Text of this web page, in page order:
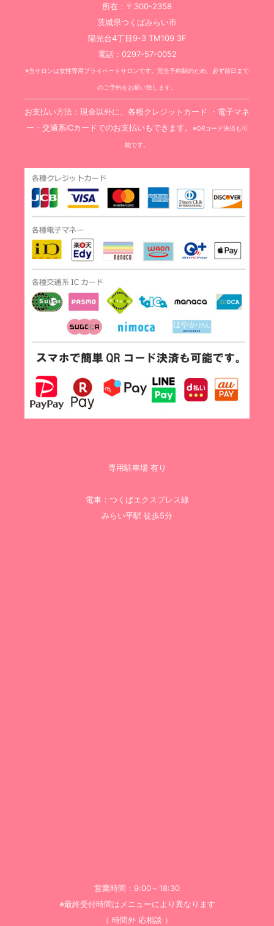
所在：〒300-2358
茨城県つくばみらい市
陽光台4丁目9-3 TM109 3F
電話：0297-57-0052
※当サロンは女性専用プライベートサロンです。完全予約制のため、必ず前日まで
のご予約をお願い致します。
お支払い方法：現金以外に、各種クレジットカード ・電子マネ
ー・交通系ICカードでのお支払いもできます。
※QRコード決済も可
能です。
専用駐車場 有り
電車：つくばエクスプレス線
みらい平駅 徒歩5分
営業時間：9:00～18:30
※最終受付時間はメニューにより異なります
（ 時間外 応相談 ）